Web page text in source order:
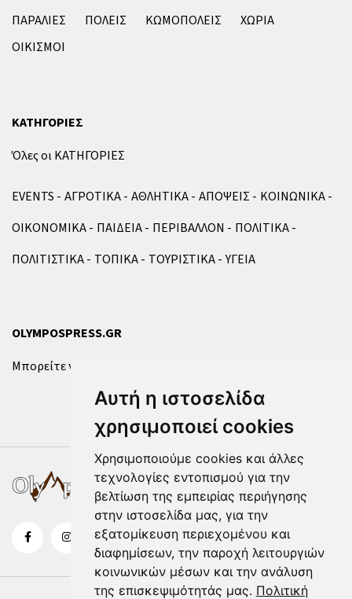
Αυτή η ιστοσελίδα
χρησιμοποιεί cookies
Χρησιμοποιούμε cookies και άλλες
τεχνολογίες εντοπισμού για την
βελτίωση της εμπειρίας περιήγησης
στην ιστοσελίδα μας, για την
εξατομίκευση περιεχομένου και
διαφημίσεων, την παροχή λειτουργιών
κοινωνικών μέσων και την ανάλυση
της επισκεψιμότητάς μας. Πολιτική
ΠΑΡΑΛΙΕΣ
ΠΟΛΕΙΣ ΚΩΜΟΠΟΛΕΙΣ
ΧΩΡΙΑ
ΟΙΚΙΣΜΟΙ
ΚΑΤΗΓΟΡΙΕΣ
Όλες οι ΚΑΤΗΓΟΡΙΕΣ
EVENTS ΑΓΡΟΤΙΚΑ ΑΘΛΗΤΙΚΑ ΑΠΟΨΕΙΣ
ΚΟΙΝΩΝΙΚΑ
ΟΙΚΟΝΟΜΙΚΑ
ΠΑΙΔΕΙΑ ΠΕΡΙΒΑΛΛΟΝ
ΠΟΛΙΤΙΚΑ
ΠΟΛΙΤΙΣΤΙΚΑ
ΤΟΠΙΚΑ ΤΟΥΡΙΣΤΙΚΑ ΥΓΕΙΑ
OLYMPOSPRESS.GR
Μπορείτε να επικοινωνήσετε μαζί μας μέσω της